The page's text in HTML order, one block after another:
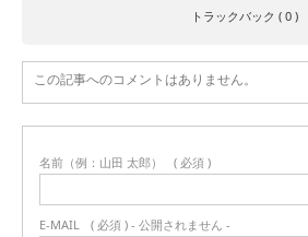
トラックバック ( 0 )
この記事へのコメントはありません。
名前（例：山田 太郎） ( 必須 )
E-MAIL ( 必須 ) - 公開されません -